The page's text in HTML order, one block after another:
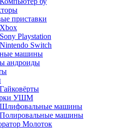
приставки
Xbox
Sony Playstation
Nintendo Switch
машины
андроиды
Гайковёрты
УШМ
Шлифовальные машины
Полировальные машины
Молоток